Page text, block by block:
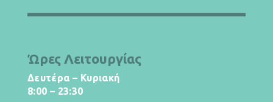
Ώρες Λειτουργίας
Δευτέρα – Κυριακή
8:00 – 23:30